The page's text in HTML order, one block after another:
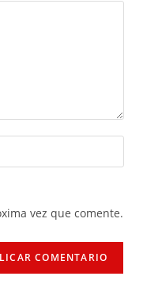
vez que comente.